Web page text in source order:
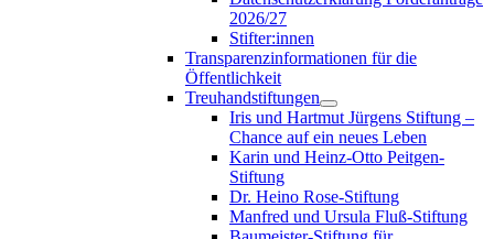
2026/27
Stifter:innen
Transparenzinformationen für die
Öffentlichkeit
Treuhandstiftungen
Iris und Hartmut Jürgens Stiftung –
Chance auf ein neues Leben
Karin und Heinz-Otto Peitgen-
Stiftung
Dr. Heino Rose-Stiftung
Manfred und Ursula Fluß-Stiftung